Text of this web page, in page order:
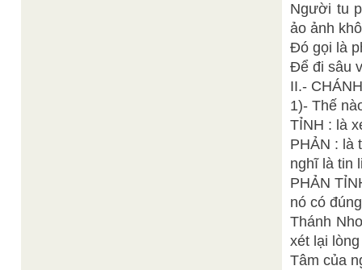
Người tu
ảo ảnh
Đó gọi là
Để đi sâu
II.-
1)- Thế
TỈNH : là
PHẢN : là
nghĩ là tin
PHẢN
nó có
Thánh
xét lại
Tâm của